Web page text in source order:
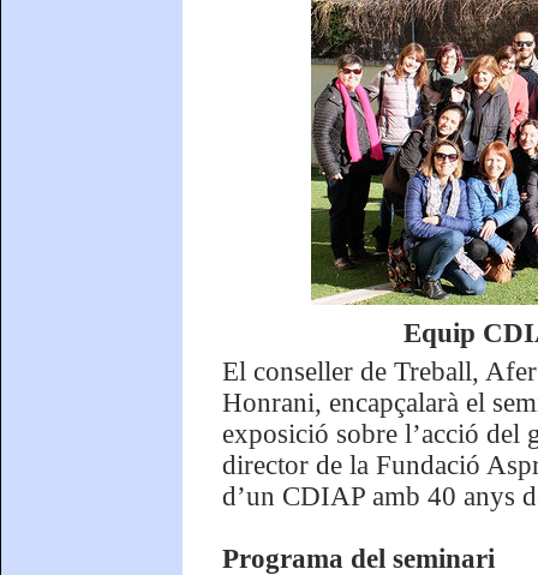
Equip
El conseller de Treball,
Honrani, encapçalarà el
exposició sobre l’acció del
director de la Fundació
d’un CDIAP amb 40 anys
Programa del seminari